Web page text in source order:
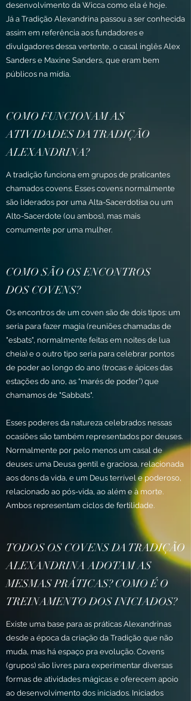
desenvolvimento da Wicca como ela é hoje.
Já a Tradição Alexandrina passou a ser conhecida
assim em referência aos fundadores e
divulgadores dessa vertente, o casal inglês Alex
Sanders e Maxine Sanders, que eram bem
públicos na mídia.
COMO FUNCIONAM AS
ATIVIDADES DA TRADIÇÃO
ALEXANDRINA?
A tradição funciona em grupos de praticantes
chamados covens. Esses covens normalmente
são liderados por uma Alta-Sacerdotisa ou um
Alto-Sacerdote (ou ambos), mas mais
comumente por uma mulher.
COMO SÃO OS ENCONTROS
DOS COVENS?
Os encontros de um coven são de dois tipos: um
seria para fazer magia (reuniões chamadas de
"esbats", normalmente feitas em noites de lua
cheia) e o outro tipo seria para celebrar pontos
de poder ao longo do ano (trocas e ápices das
estações do ano, as “marés de poder”) que
chamamos de "Sabbats".
Esses poderes da natureza celebrados nessas
ocasiões são também representados por deuses.
Normalmente por pelo menos um casal de
deuses: uma Deusa gentil e graciosa, relacionada
aos dons da vida, e um Deus terrível e poderoso,
relacionado ao pós-vida, ao além e à morte.
Ambos representam ciclos de fertilidade.
TODOS OS COVENS DA TRADIÇÃO
ALEXANDRINA ADOTAM AS
MESMAS PRÁTICAS? COMO É O
TREINAMENTO DOS INICIADOS?
Existe uma base para as práticas Alexandrinas
desde a época da criação da Tradição que não
muda, mas há espaço pra evolução. Covens
(grupos) são livres para experimentar diversas
formas de atividades mágicas e oferecem apoio
ao desenvolvimento dos iniciados. Iniciados